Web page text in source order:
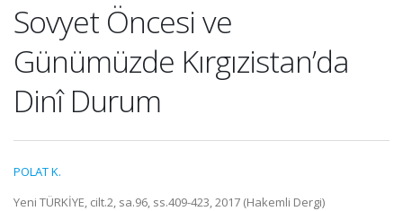
Sovyet Öncesi ve
Günümüzde Kırgızistan’da
Dinî Durum
POLAT K.
Yeni TÜRKİYE, cilt.2, sa.96, ss.409-423, 2017 (Hakemli Dergi)